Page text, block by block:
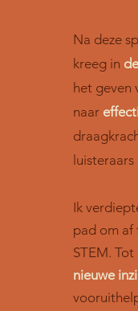
Na deze
kreeg in
het geven
naar
Ik
pad om af
STEM.
nieuwe